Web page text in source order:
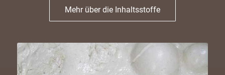
Mehr über die Inhaltsstoffe